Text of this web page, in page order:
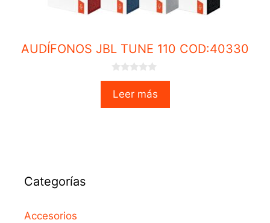
AUDÍFONOS JBL TUNE 110 COD:40330
0
u
Leer más
Categorías
Accesorios